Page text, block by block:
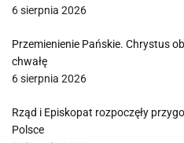
6 sierpnia 2026
Przemienienie Pańskie. Chrystus
chwałę
6 sierpnia 2026
Rząd i Episkopat rozpoczęły
Polsce